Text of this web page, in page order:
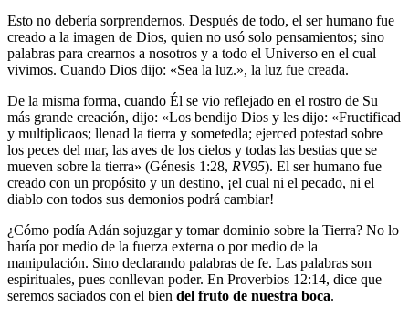
Esto no debería sorprendernos. Después de todo, el ser humano fue
creado a la imagen de Dios, quien no usó solo pensamientos; sino
palabras para crearnos a nosotros y a todo el Universo en el cual
vivimos. Cuando Dios dijo: «Sea la luz.», la luz fue creada.
De la misma forma, cuando Él se vio reflejado en el rostro de Su
más grande creación, dijo: «Los bendijo Dios y les dijo: «Fructificad
y multiplicaos; llenad la tierra y sometedla; ejerced potestad sobre
los peces del mar, las aves de los cielos y todas las bestias que se
mueven sobre la tierra» (Génesis 1:28, RV95). El ser humano fue
creado con un propósito y un destino, ¡el cual ni el pecado, ni el
diablo con todos sus demonios podrá cambiar!
¿Cómo podía Adán sojuzgar y tomar dominio sobre la Tierra? No lo
haría por medio de la fuerza externa o por medio de la
manipulación. Sino declarando palabras de fe. Las palabras son
espirituales, pues conllevan poder. En Proverbios 12:14, dice que
seremos saciados con el bien del fruto de nuestra boca.